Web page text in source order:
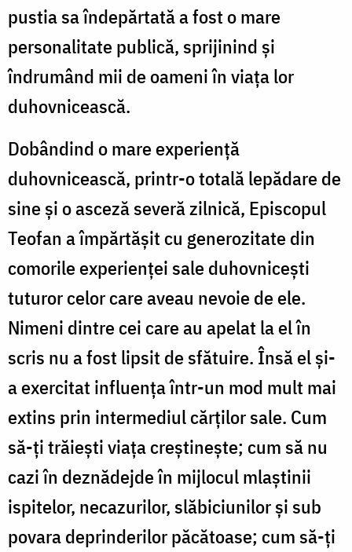
pustia sa îndepărtată a fost o mare
personalitate publică, sprijinind şi
îndrumând mii de oameni în viaţa lor
duhovnicească.
Dobândind o mare experienţă
duhovnicească, printr-o totală lepădare de
sine şi o asceză severă zilnică, Episcopul
Teofan a împărtăşit cu generozitate din
comorile experienţei sale duhovniceşti
tuturor celor care aveau nevoie de ele.
Nimeni dintre cei care au apelat la el în
scris nu a fost lip­sit de sfătuire. Însă el şi-
a exercitat influenţa într-un mod mult mai
extins prin intermediul cărţilor sale. Cum
să-ţi trăieşti viaţa creştineşte; cum să nu
cazi în deznădejde în mijlocul mlaştinii
ispitelor, necazurilor, slăbiciunilor şi sub
povara deprinderilor păcătoase; cum să-ţi